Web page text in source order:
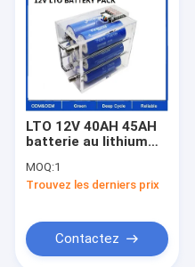
LTO 12V 40AH 45AH
batterie au lithium
performance à basse
température
vie
MOQ:1
Trouvez les derniers prix
Contactez